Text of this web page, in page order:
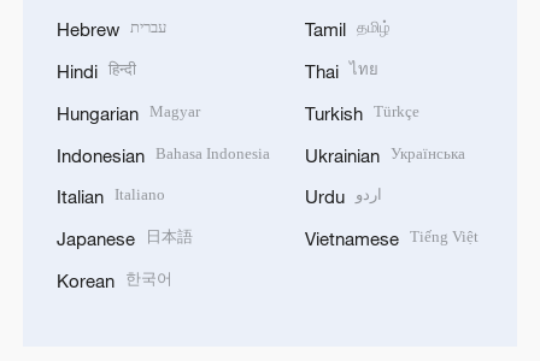
Hebrew עברית
Hindi हिन्दी
Hungarian Magyar
Indonesian Bahasa Indonesia
Italian Italiano
Japanese 日本語
Korean 한국어
Tamil தமிழ்
Thai ไทย
Turkish Türkçe
Ukrainian Українська
Urdu اردو
Vietnamese Tiếng Việt